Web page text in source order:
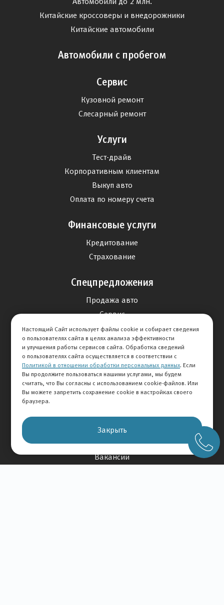
Китайские кроссоверы и внедорожники
Китайские автомобили
Автомобили с пробегом
Сервис
Кузовной ремонт
Слесарный ремонт
Услуги
Тест-драйв
Корпоративным клиентам
Выкуп авто
Оплата по номеру счета
Финансовые услуги
Кредитование
Страхование
Спецпредложения
Продажа авто
Сервис
Дисконтная программа
Отзывы
Оставить отзыв
Отзывы на авто
О Компании
История Компании
Вакансии
Настоящий Сайт использует файлы cookie и собирает сведения
о пользователях сайта в целях анализа эффективности
и улучшения работы сервисов сайта. Обработка сведений
о пользователях сайта осуществляется в соответствии с
Политикой в отношении обработки персональных данных. Если
Вы продолжите пользоваться нашими услугами, мы будем
считать, что Вы согласны с использованием cookie-файлов. Или
Вы можете запретить сохранение cookie в настройках своего
браузера.
Закрыть